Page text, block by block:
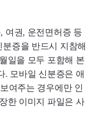
여권, 운전면허증 등
증을 반드시 지참해
일을 모두 포함해 본
. 모바일 신분증은 애
여주는 경우에만 인
한 이미지 파일은 사